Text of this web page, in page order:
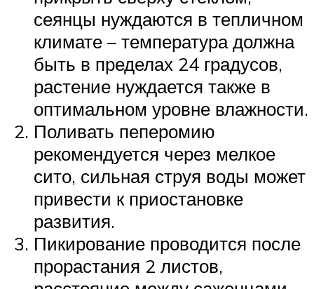
сеянцы нуждаются в тепличном
климате – температура должна
быть в пределах 24 градусов,
растение нуждается также в
оптимальном уровне влажности.
Поливать пеперомию
рекомендуется через мелкое
сито, сильная струя воды может
привести к приостановке
развития.
Пикирование проводится после
прорастания 2 листов,